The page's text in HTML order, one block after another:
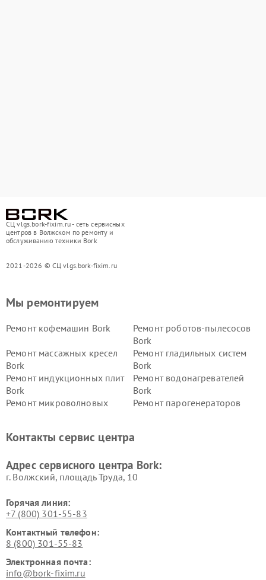
СЦ vlgs.bork-fixim.ru - сеть сервисных
центров в Волжском по ремонту и
обслуживанию техники Bork
2021-2026 © СЦ vlgs.bork-fixim.ru
Мы ремонтируем
Ремонт кофемашин Bork
Ремонт роботов-пылесосов
Bork
Ремонт массажных кресел
Bork
Ремонт гладильных систем
Bork
Ремонт индукционных плит
Bork
Ремонт водонагревателей
Bork
Ремонт микроволновых
Ремонт парогенераторов
воздуха Bork
Bork
Bork
Контакты сервис центра
Адрес сервисного центра Bork:
г. Волжский, площадь Труда, 10
Горячая линия:
+7 (800) 301-55-83
Контактный телефон:
8 (800) 301-55-83
Электронная почта:
info@bork-fixim.ru